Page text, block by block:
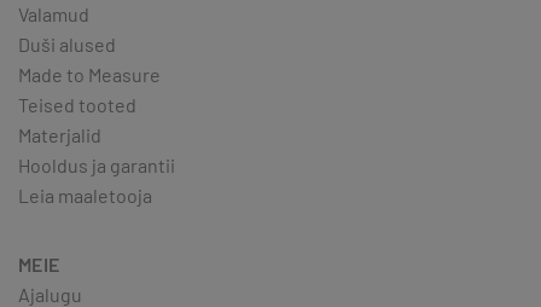
Valamud
Duši alused
Made to Measure
Teised tooted
Materjalid
Hooldus ja garantii
Leia maaletooja
MEIE
Ajalugu